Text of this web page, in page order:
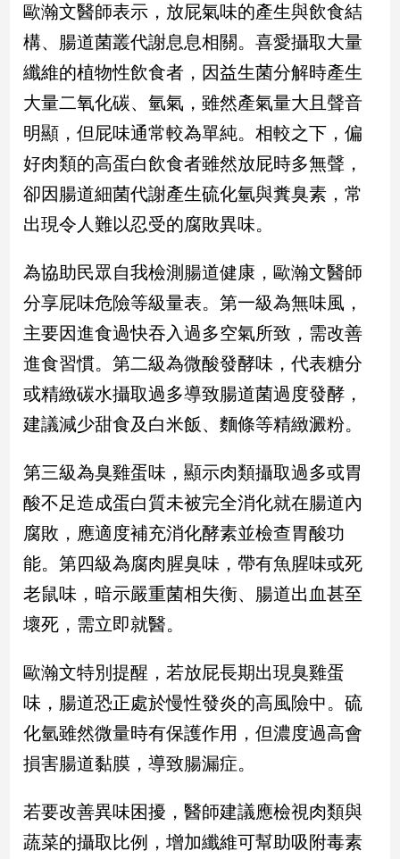
點
民
調
國
會
點
觀
點
兩
岸/
國
際
會/
地
方
新
病
專
區
南
台
觀
南
台
灣
點
歐瀚文醫師表示，放屁氣味的產生與飲食結
構、腸道菌叢代謝息息相關。喜愛攝取大量
纖維的植物性飲食者，因益生菌分解時產生
大量二氧化碳、氫氣，雖然產氣量大且聲音
明顯，但屁味通常較為單純。相較之下，偏
好肉類的高蛋白飲食者雖然放屁時多無聲，
卻因腸道細菌代謝產生硫化氫與糞臭素，常
出現令人難以忍受的腐敗異味。
為協助民眾自我檢測腸道健康，歐瀚文醫師
分享屁味危險等級量表。第一級為無味風，
主要因進食過快吞入過多空氣所致，需改善
進食習慣。第二級為微酸發酵味，代表糖分
或精緻碳水攝取過多導致腸道菌過度發酵，
建議減少甜食及白米飯、麵條等精緻澱粉。
第三級為臭雞蛋味，顯示肉類攝取過多或胃
酸不足造成蛋白質未被完全消化就在腸道內
腐敗，應適度補充消化酵素並檢查胃酸功
能。第四級為腐肉腥臭味，帶有魚腥味或死
老鼠味，暗示嚴重菌相失衡、腸道出血甚至
壞死，需立即就醫。
歐瀚文特別提醒，若放屁長期出現臭雞蛋
味，腸道恐正處於慢性發炎的高風險中。硫
化氫雖然微量時有保護作用，但濃度過高會
損害腸道黏膜，導致腸漏症。
若要改善異味困擾，醫師建議應檢視肉類與
蔬菜的攝取比例，增加纖維可幫助吸附毒素